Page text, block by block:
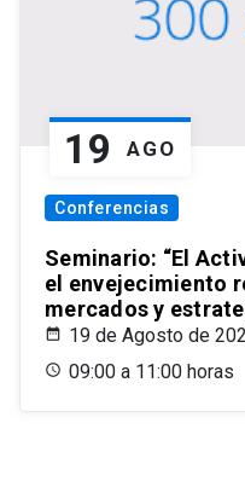
19 AGO
Conferencias
Seminario: “El
el envejecimiento
mercados y
19 de Agosto de
09:00 a 11:00 horas